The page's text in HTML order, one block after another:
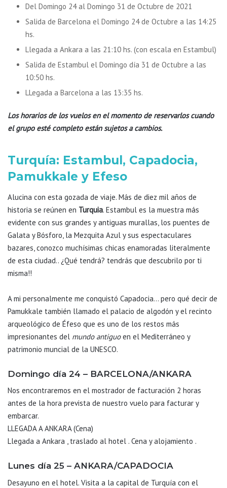
Del Domingo 24 al Domingo 31 de Octubre de 2021
Salida de Barcelona el Domingo 24 de Octubre a las 14:25
hs.
Llegada a Ankara a las 21:10 hs. (con escala en Estambul)
Salida de Estambul el Domingo día 31 de Octubre a las
10:50 hs.
LLegada a Barcelona a las 13:35 hs.
Los horarios de los vuelos en el momento de reservarlos cuando
el grupo esté completo están sujetos a cambios.
Turquía: Estambul, Capadocia,
Pamukkale y Efeso
Alucina con esta gozada de viaje. Más de diez mil años de
historia se reúnen en Turquia. Estambul es la muestra más
evidente con sus grandes y antiguas murallas, los puentes de
Galata y Bósforo, la Mezquita Azul y sus espectaculares
bazares, conozco muchísimas chicas enamoradas literalmente
de esta ciudad.. ¿Qué tendrá? tendrás que descubrilo por ti
misma!!
A mi personalmente me conquistó Capadocia… pero qué decir de
Pamukkale también llamado el palacio de algodón y el recinto
arqueológico de Éfeso que es uno de los restos más
impresionantes del mundo antiguoen el Mediterráneo y
patrimonio muncial de la UNESCO.
Domingo día 24 – BARCELONA/ANKARA
Nos encontraremos en el mostrador de facturación 2 horas
antes de la hora prevista de nuestro vuelo para facturar y
embarcar.
LLEGADA A ANKARA (Cena)
Llegada a Ankara , traslado al hotel . Cena y alojamiento .
Lunes día 25 – ANKARA/CAPADOCIA
Desayuno en el hotel. Visita a la capital de Turquía con el